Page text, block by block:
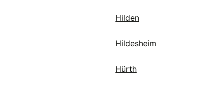
Hilden
Hildesheim
Hürth